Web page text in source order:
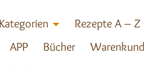
Kategorien Rezepte A – Z
APP Bücher